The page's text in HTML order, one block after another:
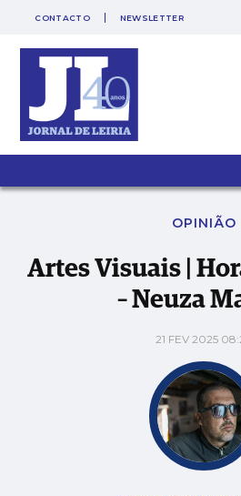
CONTACTO NEWSLETTER
Artes Visuais | Hora do Recreio –
OPINIÃO
Artes Visuais |
– Neuza
21 FEV 2025